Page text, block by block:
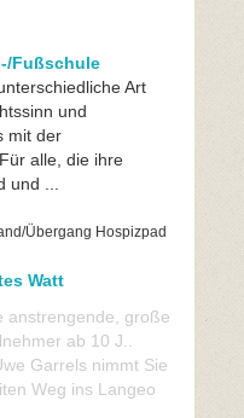
Fußschule
Art
und
mit der
alle, die ihre
und ...
Übergang Hospizpad
Watt
anstrengende, große
ab 10 J..
Garrels nimmt Sie
Weg ins Langeo